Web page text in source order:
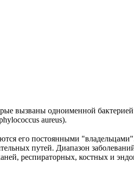
вызваны одноименной
aureus).
его постоянными
путей. Диапазон
респираторных, костных и